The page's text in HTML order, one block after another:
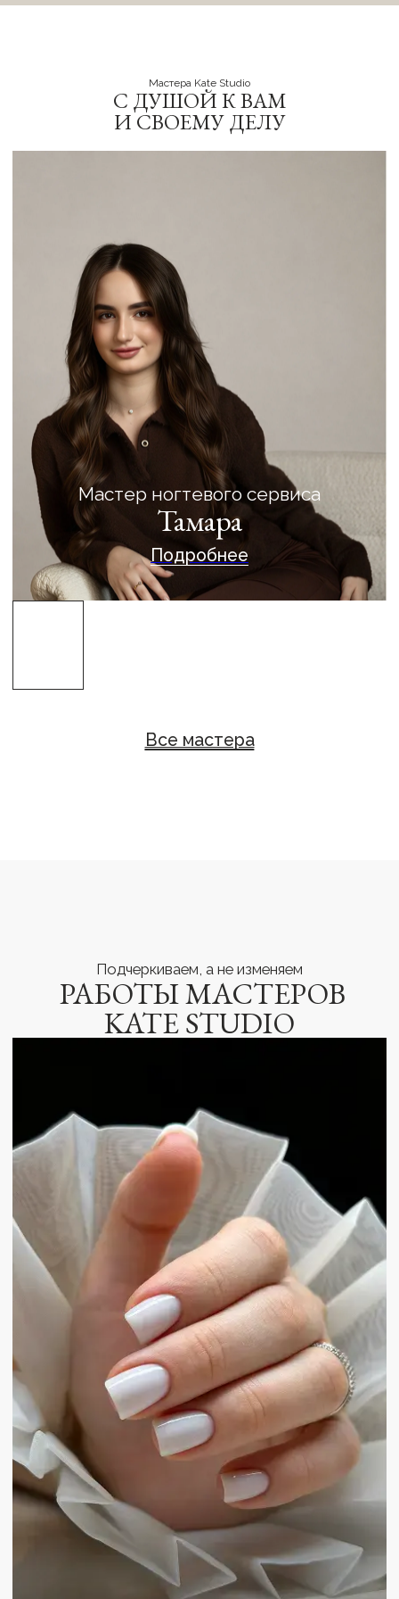
Мастера Kate Studio
C ДУШОЙ К ВАМ
И СВОЕМУ ДЕЛУ
САЛОН КРАСОТЫ И МАГАЗИН
Ежедневно: 09:00 — 21:00
КОФЕЙНЯ
пн-пт, 8:00 — 21:00
сб-вс, 9:00 — 21:00
СВЯЖИТЕСЬ УДОБНЫМ
СПОСОБОМ:
wa*
/ tg позвонить
Онлайн запись
5
4,7
Владивосток, ул. Алеутская, 51